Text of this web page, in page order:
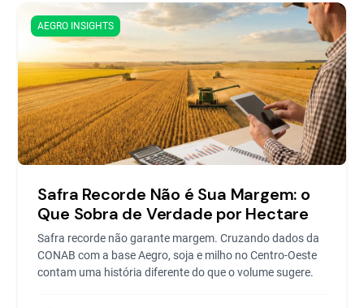
AEGRO INSIGHTS
Safra Recorde Não é Sua Margem: o
Que Sobra de Verdade por Hectare
Safra recorde não garante margem. Cruzando dados da
CONAB com a base Aegro, soja e milho no Centro-Oeste
contam uma história diferente do que o volume sugere.